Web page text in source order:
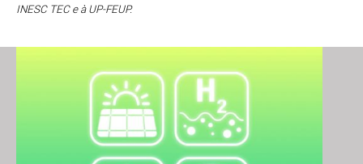
INESC TEC e à UP-FEUP.